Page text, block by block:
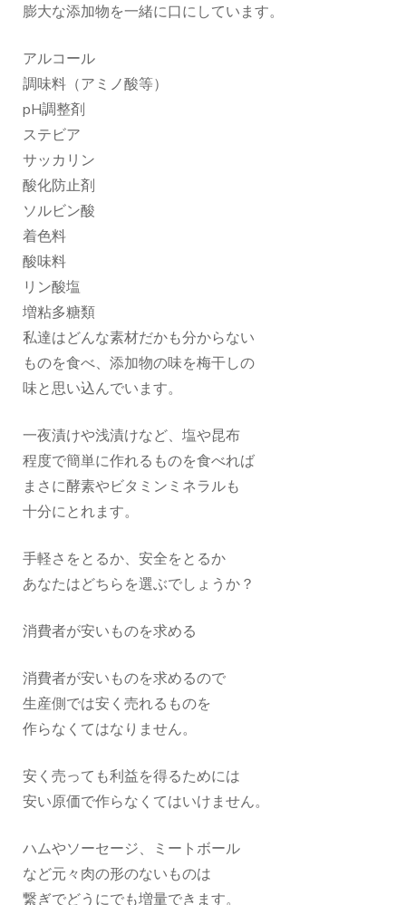
膨大な添加物を一緒に口にしています。
アルコール
調味料（アミノ酸等）
pH調整剤
ステビア
サッカリン
酸化防止剤
ソルビン酸
着色料
酸味料
リン酸塩
増粘多糖類
私達はどんな素材だかも分からない
ものを食べ、添加物の味を梅干しの
味と思い込んでいます。
一夜漬けや浅漬けなど、塩や昆布
程度で簡単に作れるものを食べれば
まさに酵素やビタミンミネラルも
十分にとれます。
手軽さをとるか、安全をとるか
あなたはどちらを選ぶでしょうか？
消費者が安いものを求める
消費者が安いものを求めるので
生産側では安く売れるものを
作らなくてはなりません。
安く売っても利益を得るためには
安い原価で作らなくてはいけません。
ハムやソーセージ、ミートボール
など元々肉の形のないものは
繋ぎでどうにでも増量できます。